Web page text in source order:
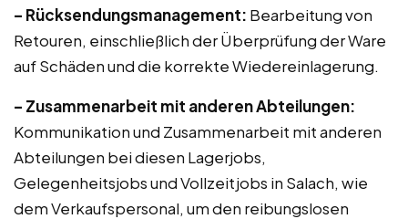
– Rücksendungsmanagement: Bearbeitung von
Retouren, einschließlich der Überprüfung der Ware
auf Schäden und die korrekte Wiedereinlagerung.
– Zusammenarbeit mit anderen Abteilungen:
Kommunikation und Zusammenarbeit mit anderen
Abteilungen bei diesen Lagerjobs,
Gelegenheitsjobs und Vollzeitjobs in Salach, wie
dem Verkaufspersonal, um den reibungslosen